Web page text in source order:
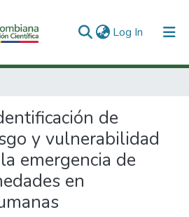
Log In (current)
de
y vulnerabilidad
emergencia de
en